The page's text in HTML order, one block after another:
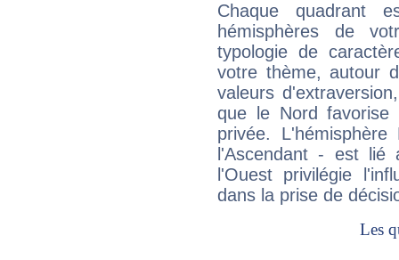
Chaque quadrant
hémisphères de
typologie de
votre thème, autour
valeurs
que le Nord favorise
privée.
l'Ascendant - est
l'Ouest privilégie
dans la prise de